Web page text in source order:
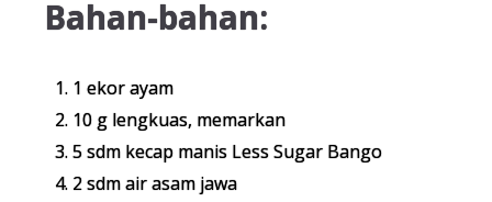
Bahan-bahan:
1 ekor ayam
10 g lengkuas, memarkan
5 sdm kecap manis Less Sugar Bango
2 sdm air asam jawa